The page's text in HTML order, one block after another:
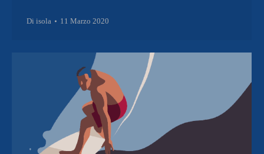
Di isola 11 Marzo 2020